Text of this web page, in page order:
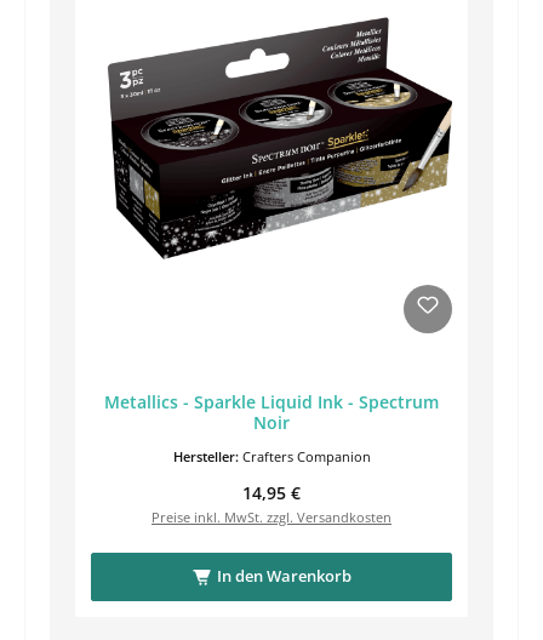
Metallics - Sparkle Liquid Ink - Spectrum
Noir
Hersteller: Crafters Companion
Regulärer Preis:
14,95 €
Preise inkl. MwSt. zzgl. Versandkosten
In den Warenkorb